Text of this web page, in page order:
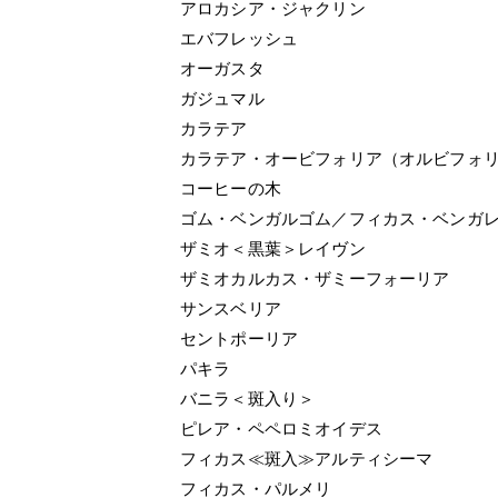
アロカシア・ジャクリン
エバフレッシュ
オーガスタ
ガジュマル
カラテア
カラテア・オービフォリア（オルビフォリ
コーヒーの木
ゴム・ベンガルゴム／フィカス・ベンガ
ザミオ＜黒葉＞レイヴン
ザミオカルカス・ザミーフォーリア
サンスベリア
セントポーリア
パキラ
バニラ＜斑入り＞
ピレア・ペペロミオイデス
フィカス≪斑入≫アルティシーマ
フィカス・パルメリ